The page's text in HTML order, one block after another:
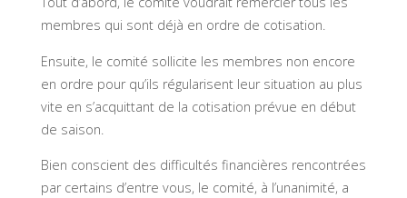
membres qui sont déjà en ordre de cotisation.
Ensuite, le comité sollicite les membres non encore
en ordre pour qu’ils régularisent leur situation au plus
vite en s’acquittant de la cotisation prévue en début
de saison.
Bien conscient des difficultés financières rencontrées
par certains d’entre vous, le comité, à l’unanimité, a